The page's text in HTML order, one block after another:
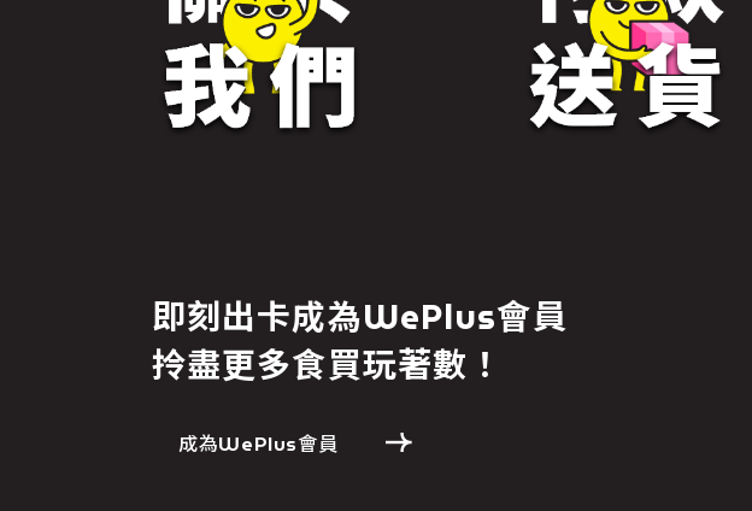
即刻出卡成為WePlus會員
拎盡更多食買玩著數！
成為WePlus會員